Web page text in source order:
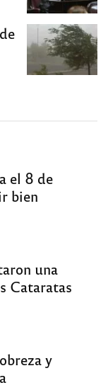
el 8 de
bien
una
Cataratas
y